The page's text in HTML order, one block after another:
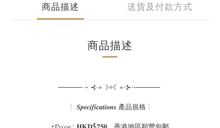
商品描述 送貨及付款方式
商品描述
───── •• ⊰∙∘☽༓☾∘∙⊱⋅•─────
┆ 𝑺𝒑𝒆𝒄𝒊𝒇𝒊𝒄𝒂𝒕𝒊𝒐𝒏𝒔 產品規格┆